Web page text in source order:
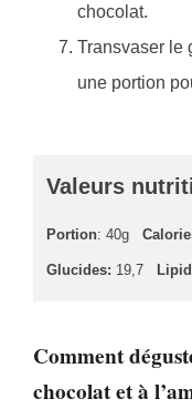
chocolat.
Transvaser le
une portion
Valeurs
Portion: 40g
Glucides: 19,7
Comment
chocolat et à